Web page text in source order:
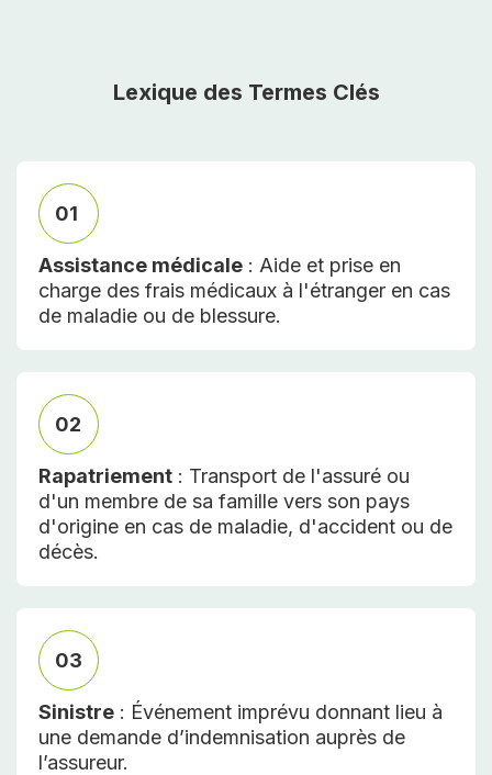
Lexique des Termes Clés
01
Assistance médicale : Aide et prise en
charge des frais médicaux à l'étranger en cas
de maladie ou de blessure.
02
Rapatriement : Transport de l'assuré ou
d'un membre de sa famille vers son pays
d'origine en cas de maladie, d'accident ou de
décès.
03
Sinistre : Événement imprévu donnant lieu à
une demande d’indemnisation auprès de
l’assureur.